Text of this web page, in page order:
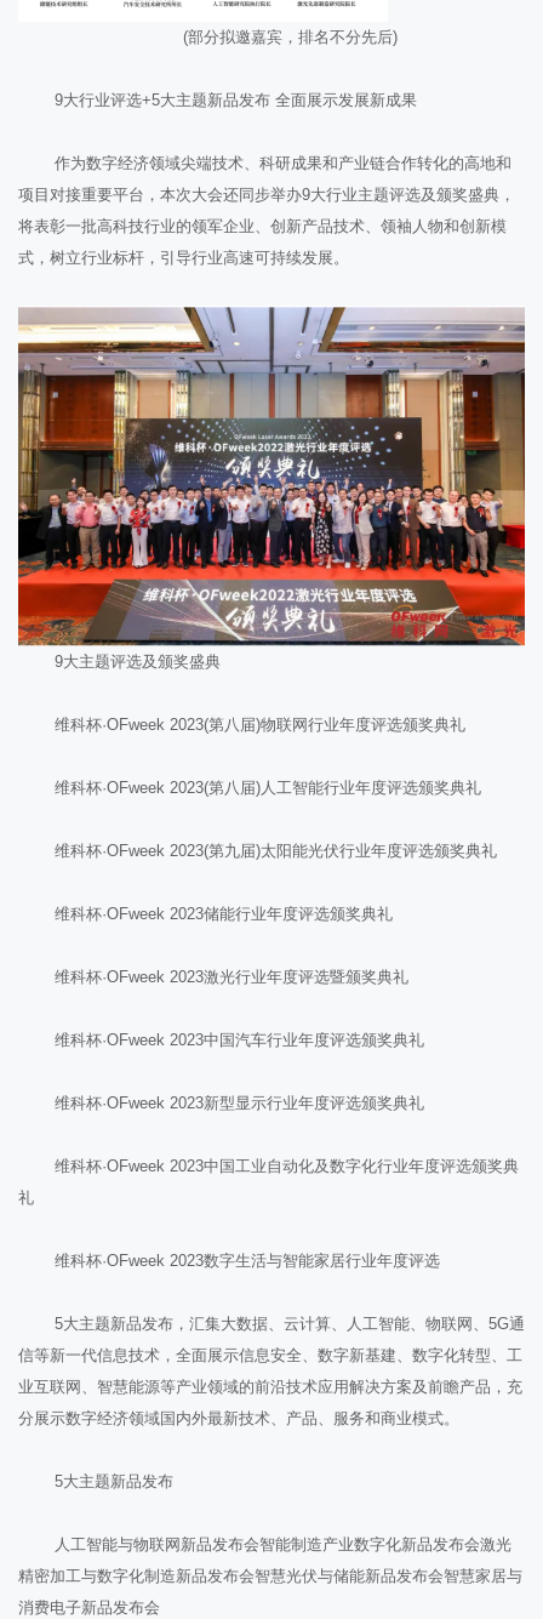
(部分拟邀嘉宾，排名不分先后)
9大行业评选+5大主题新品发布 全面展示发展新成果
作为数字经济领域尖端技术、科研成果和产业链合作转化的高地和
项目对接重要平台，本次大会还同步举办9大行业主题评选及颁奖盛典，
将表彰一批高科技行业的领军企业、创新产品技术、领袖人物和创新模
式，树立行业标杆，引导行业高速可持续发展。
9大主题评选及颁奖盛典
维科杯·OFweek 2023(第八届)物联网行业年度评选颁奖典礼
维科杯·OFweek 2023(第八届)人工智能行业年度评选颁奖典礼
维科杯·OFweek 2023(第九届)太阳能光伏行业年度评选颁奖典礼
维科杯·OFweek 2023储能行业年度评选颁奖典礼
维科杯·OFweek 2023激光行业年度评选暨颁奖典礼
维科杯·OFweek 2023中国汽车行业年度评选颁奖典礼
维科杯·OFweek 2023新型显示行业年度评选颁奖典礼
维科杯·OFweek 2023中国工业自动化及数字化行业年度评选颁奖典
礼
维科杯·OFweek 2023数字生活与智能家居行业年度评选
5大主题新品发布，汇集大数据、云计算、人工智能、物联网、5G通
信等新一代信息技术，全面展示信息安全、数字新基建、数字化转型、工
业互联网、智慧能源等产业领域的前沿技术应用解决方案及前瞻产品，充
分展示数字经济领域国内外最新技术、产品、服务和商业模式。
5大主题新品发布
人工智能与物联网新品发布会智能制造产业数字化新品发布会激光
精密加工与数字化制造新品发布会智慧光伏与储能新品发布会智慧家居与
消费电子新品发布会